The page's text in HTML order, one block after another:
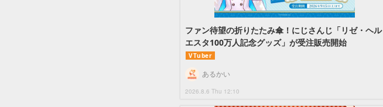
ファン待望の折りたたみ傘！にじさんじ「リゼ・ヘル
エスタ100万人記念グッズ」が受注販売開始
VTuber
2026.8.6 Thu 12:10
あるかい